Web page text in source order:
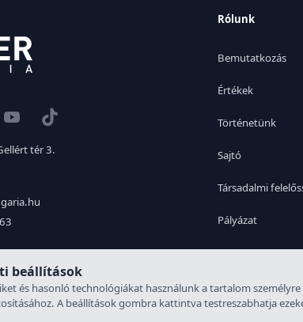
YouTubeTikTok
tér 3.
Rólunk
Bemutatkozás
Értékek
Történetünk
Sajtó
Társadalmi
Pályázat
Minden jog fenntartva. Munkaerő közvetítési engedély: 6926-4/
beállítások
és hasonló technológiákat használunk a tartalom
A beállítások gombra kattintva testreszabhatja